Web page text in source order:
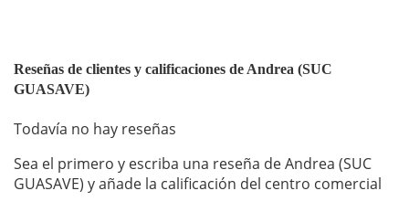
Reseñas de clientes y calificaciones de Andrea (SUC
GUASAVE)
Todavía no hay reseñas
Sea el primero y escriba una reseña de Andrea (SUC
GUASAVE) y añade la calificación del centro comercial